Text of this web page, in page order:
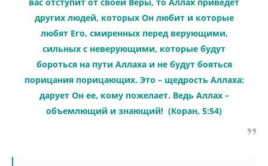
других людей, которых Он любит и которые
любят Его, смиренных перед верующими,
сильных с неверующими, которые будут
бороться на пути Аллаха и не будут бояться
порицания порицающих. Это – щедрость Аллаха:
дарует Он ее, кому пожелает. Ведь Аллах –
объемлющий и знающий! (Коран, 5:54)